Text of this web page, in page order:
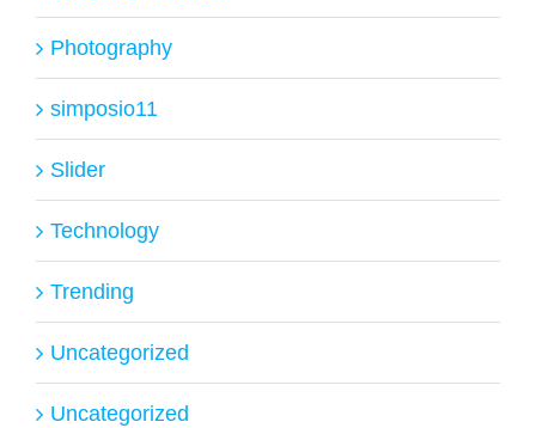
Photography
simposio11
Slider
Technology
Trending
Uncategorized
Uncategorized